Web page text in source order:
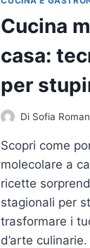
Cucina
casa:
per
Di Sofia
Scopri come
molecolare a
ricette
stagionali per
trasformare i
d’arte culinarie.